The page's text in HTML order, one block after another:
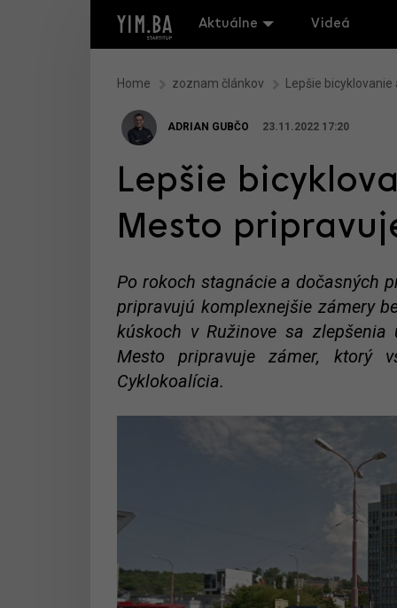
Aktuálne Videá
Home zoznam článkov Lepšie
ADRIAN GUBČO 23.11.2022 17:20
Lepšie
Mesto
Po rokoch stagnácie a dočasných
pripravujú komplexnejšie zámery
kúskoch v Ružinove sa
Mesto pripravuje zámer, ktorý
Cyklokoalícia.